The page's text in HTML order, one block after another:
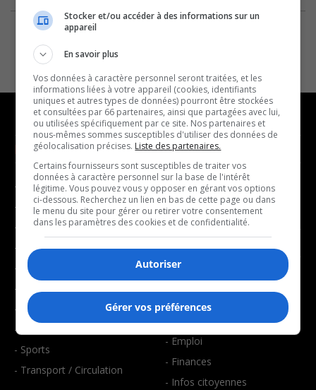
NOUVELLES
- Affaires municipales
- Communauté / Social
- Culture
- Économie
- Éducation
- Environnement
- Faits divers
- Santé et bien-être
- Sports
- Transport / Circulation
MUSIQUE
- Décompte franco
- Joué récemment
BALADOS
- Affaires
- Art de vivre
- Bien-être
- Emploi
- Finances
- Infos citoyennes
Stocker et/ou accéder à des informations sur un
appareil
En savoir plus
Vos données à caractère personnel seront traitées, et les
informations liées à votre appareil (cookies, identifiants
uniques et autres types de données) pourront être stockées
et consultées par 66 partenaires, ainsi que partagées avec lui,
ou utilisées spécifiquement par ce site. Nos partenaires et
nous-mêmes sommes susceptibles d'utiliser des données de
géolocalisation précises. Liste des partenaires.
Certains fournisseurs sont susceptibles de traiter vos
données à caractère personnel sur la base de l'intérêt
légitime. Vous pouvez vous y opposer en gérant vos options
ci-dessous. Recherchez un lien en bas de cette page ou dans
le menu du site pour gérer ou retirer votre consentement
dans les paramètres des cookies et de confidentialité.
Autoriser
Gérer vos préférences